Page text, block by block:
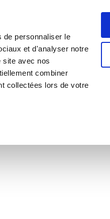
personnaliser le
et d'analyser notre
site avec nos
combiner
collectées lors de votre